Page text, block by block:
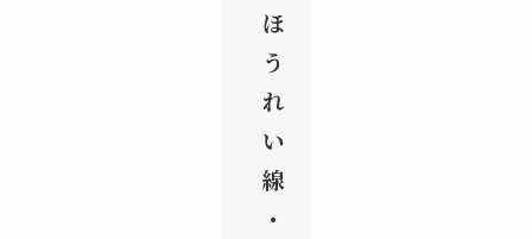
ほ
う
れ
い
線
・